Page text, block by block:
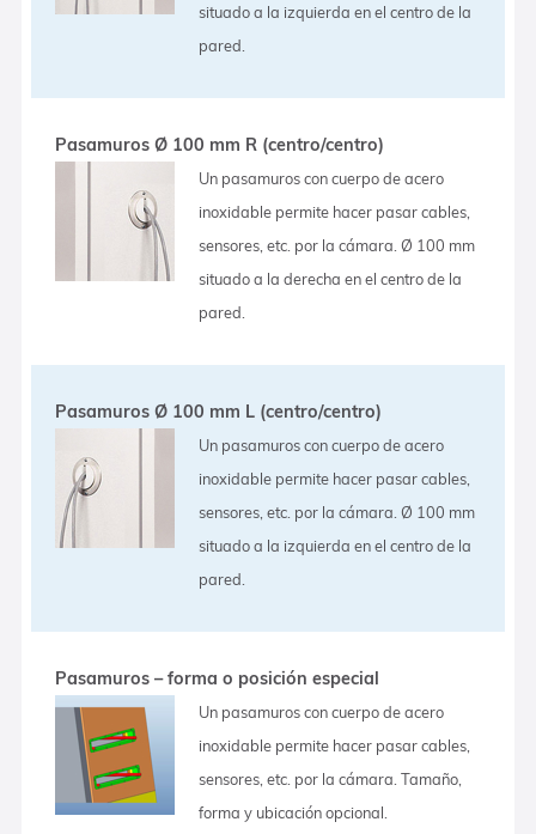
situado a la izquierda en el centro de la
pared.
Pasamuros Ø 100 mm R (centro/centro)
Un pasamuros con cuerpo de acero
inoxidable permite hacer pasar cables,
sensores, etc. por la cámara. Ø 100 mm
situado a la derecha en el centro de la
pared.
Pasamuros Ø 100 mm L (centro/centro)
Un pasamuros con cuerpo de acero
inoxidable permite hacer pasar cables,
sensores, etc. por la cámara. Ø 100 mm
situado a la izquierda en el centro de la
pared.
Pasamuros – forma o posición especial
Un pasamuros con cuerpo de acero
inoxidable permite hacer pasar cables,
sensores, etc. por la cámara. Tamaño,
forma y ubicación opcional.